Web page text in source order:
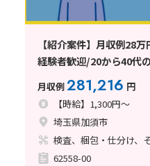
【紹介案件】月収例28
経験者歓迎/20から40代
可能/日払い・週払い制度
月収例281,216 円
【時給】1,300円～
埼玉県加須市
検査、梱包・仕分け、
62558-00